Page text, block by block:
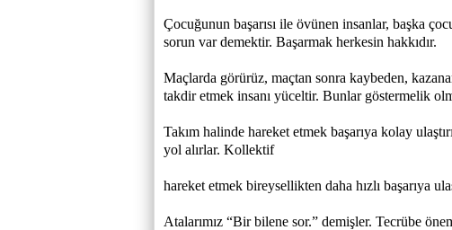
Çocuğunun başarısı ile övünen insanlar, başka
sorun var demektir. Başarmak herkesin hakkıdır.
Maçlarda görürüz, maçtan sonra kaybeden,
takdir etmek insanı yüceltir. Bunlar göstermelik
Takım halinde hareket etmek başarıya kolay
yol alırlar. Kollektif
hareket etmek bireysellikten daha hızlı başarıya
Atalarımız “Bir bilene sor.” demişler. Tecrübe